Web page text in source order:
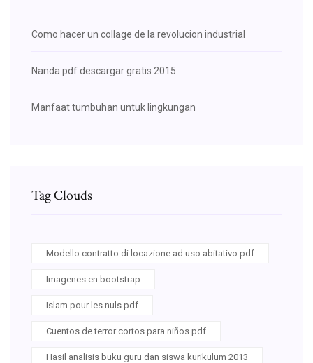
Como hacer un collage de la revolucion industrial
Nanda pdf descargar gratis 2015
Manfaat tumbuhan untuk lingkungan
Tag Clouds
Modello contratto di locazione ad uso abitativo pdf
Imagenes en bootstrap
Islam pour les nuls pdf
Cuentos de terror cortos para niños pdf
Hasil analisis buku guru dan siswa kurikulum 2013